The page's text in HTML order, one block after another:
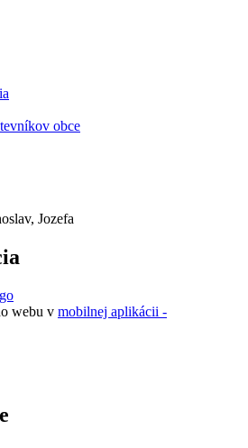
obce
Jozefa
webu v mobilnej aplikácii -